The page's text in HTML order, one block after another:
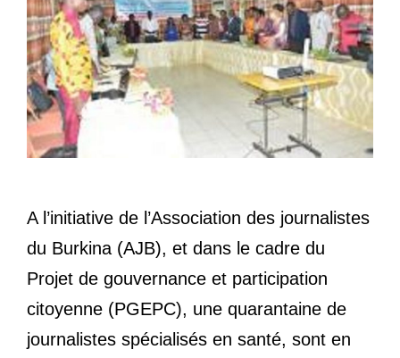
A l’initiative de l’Association des journalistes
du Burkina (AJB), et dans le cadre du
Projet de gouvernance et participation
citoyenne (PGEPC), une quarantaine de
journalistes spécialisés en santé, sont en